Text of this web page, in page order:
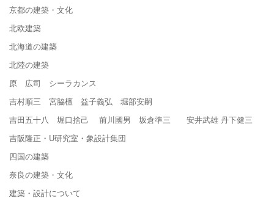
京都の建築・文化
北欧建築
北海道の建築
北陸の建築
原 広司 シーラカンス
吉村順三 宮脇檀 益子義弘 堀部安嗣
吉田五十八 堀口捨己 前川國男 坂倉準三 安井武雄 丹下健三
吉阪隆正・U研究室・象設計集団
四国の建築
奈良の建築・文化
建築・設計について